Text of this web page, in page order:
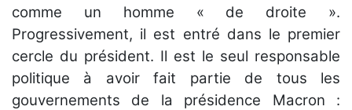
comme un homme « de droite ».
Progressivement, il est entré dans le premier
cercle du président. Il est le seul responsable
politique à avoir fait partie de tous les
gouvernements de la présidence Macron :